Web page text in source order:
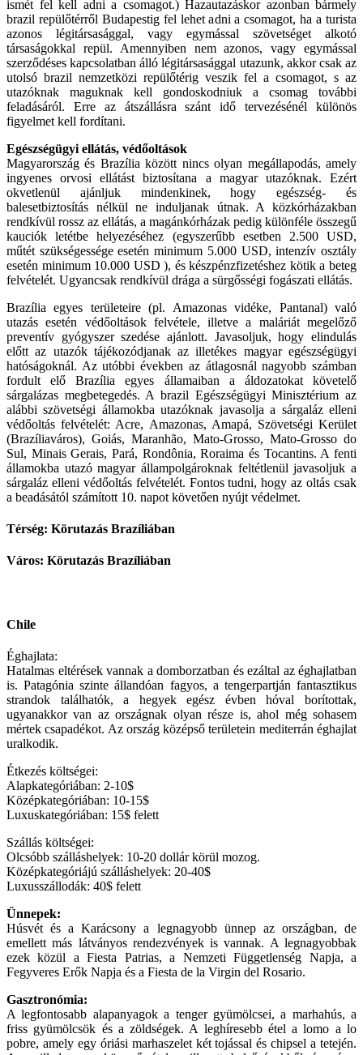
ismét fel kell adni a csomagot.) Hazautazáskor azonban bármely
brazil repülőtérről Budapestig fel lehet adni a csomagot, ha a turista
azonos légitársasággal, vagy egymással szövetséget alkotó
társaságokkal repül. Amennyiben nem azonos, vagy egymással
szerződéses kapcsolatban álló légitársasággal utazunk, akkor csak az
utolsó brazil nemzetközi repülőtérig veszik fel a csomagot, s az
utazóknak maguknak kell gondoskodniuk a csomag további
feladásáról. Erre az átszállásra szánt idő tervezésénél különös
figyelmet kell fordítani.
Egészségügyi ellátás, védőoltások
Magyarország és Brazília között nincs olyan megállapodás, amely
ingyenes orvosi ellátást biztosítana a magyar utazóknak. Ezért
okvetlenül ajánljuk mindenkinek, hogy egészség- és
balesetbiztosítás nélkül ne induljanak útnak. A közkórházakban
rendkívül rossz az ellátás, a magánkórházak pedig különféle összegű
kauciók letétbe helyezéséhez (egyszerűbb esetben 2.500 USD,
műtét szükségessége esetén minimum 5.000 USD, intenzív osztály
esetén minimum 10.000 USD ), és készpénzfizetéshez kötik a beteg
felvételét. Ugyancsak rendkívül drága a sürgősségi fogászati ellátás.
Brazília egyes területeire (pl. Amazonas vidéke, Pantanal) való
utazás esetén védőoltások felvétele, illetve a maláriát megelőző
preventív gyógyszer szedése ajánlott. Javasoljuk, hogy elindulás
előtt az utazók tájékozódjanak az illetékes magyar egészségügyi
hatóságoknál. Az utóbbi években az átlagosnál nagyobb számban
fordult elő Brazília egyes államaiban a áldozatokat követelő
sárgalázas megbetegedés. A brazil Egészségügyi Minisztérium az
alábbi szövetségi államokba utazóknak javasolja a sárgaláz elleni
védőoltás felvételét: Acre, Amazonas, Amapá, Szövetségi Kerület
(Brazíliaváros), Goiás, Maranhão, Mato-Grosso, Mato-Grosso do
Sul, Minais Gerais, Pará, Rondônia, Roraima és Tocantins. A fenti
államokba utazó magyar állampolgároknak feltétlenül javasoljuk a
sárgaláz elleni védőoltás felvételét. Fontos tudni, hogy az oltás csak
a beadásától számított 10. napot követően nyújt védelmet.
Térség: Körutazás Brazíliában
Város: Körutazás Brazíliában
Chile
Éghajlata:
Hatalmas eltérések vannak a domborzatban és ezáltal az éghajlatban
is. Patagónia szinte állandóan fagyos, a tengerpartján fantasztikus
strandok találhatók, a hegyek egész évben hóval borítottak,
ugyanakkor van az országnak olyan része is, ahol még sohasem
mértek csapadékot. Az ország középső területein mediterrán éghajlat
uralkodik.
Étkezés költségei:
Alapkategóriában: 2-10$
Középkategóriában: 10-15$
Luxuskategóriában: 15$ felett
Szállás költségei:
Olcsóbb szálláshelyek: 10-20 dollár körül mozog.
Középkategóriájú szálláshelyek: 20-40$
Luxusszállodák: 40$ felett
Ünnepek:
Húsvét és a Karácsony a legnagyobb ünnep az országban, de
emellett más látványos rendezvények is vannak. A legnagyobbak
ezek közül a Fiesta Patrias, a Nemzeti Függetlenség Napja, a
Fegyveres Erők Napja és a Fiesta de la Virgin del Rosario.
Gasztronómia:
A legfontosabb alapanyagok a tenger gyümölcsei, a marhahús, a
friss gyümölcsök és a zöldségek. A leghíresebb étel a lomo a lo
pobre, amely egy óriási marhaszelet két tojással és chipsel a tetején.